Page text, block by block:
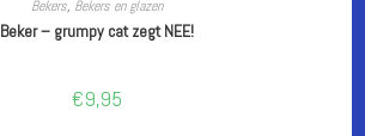
Bekers, Bekers en glazen
Beker – grumpy cat zegt NEE!
€9,95